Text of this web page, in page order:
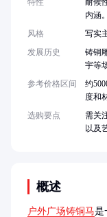
概述
户外广场铸铜马是
特性
耐候
内涵。
风格
写实
发展历史
铸铜
宇等
参考价格区间
约
度和
选购要点
需关
以及